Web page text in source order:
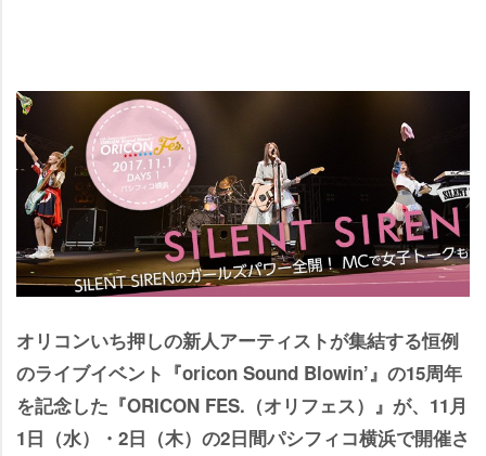
オリコンいち押しの新人アーティストが集結する恒例
のライブイベント『oricon Sound Blowin’』の15周年
を記念した『ORICON FES.（オリフェス）』が、11月
1日（水）・2日（木）の2日間パシフィコ横浜で開催さ